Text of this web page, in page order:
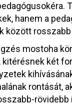
hanem a
között
mostoha
két
rontását,
rövidebb